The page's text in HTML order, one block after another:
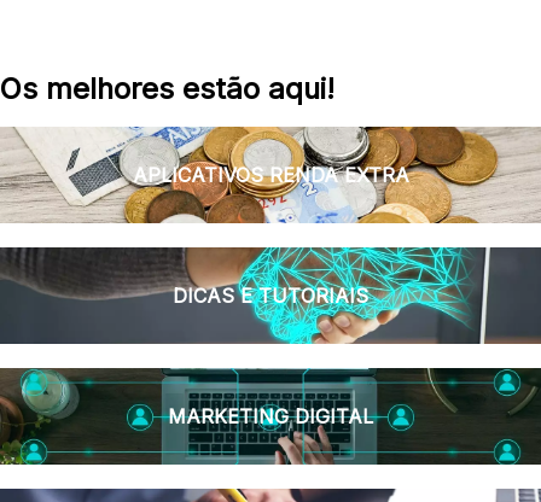
Os melhores estão aqui!
APLICATIVOS RENDA EXTRA
DICAS E TUTORIAIS
MARKETING DIGITAL